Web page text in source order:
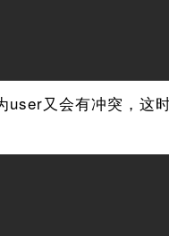
又会有冲突，这